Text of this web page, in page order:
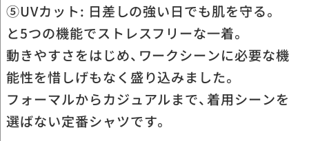
⑤UVカット: 日差しの強い日でも肌を守る。
と5つの機能でストレスフリーな一着。
動きやすさをはじめ、ワークシーンに必要な機
能性を惜しげもなく盛り込みました。
フォーマルからカジュアルまで、着用シーンを
選ばない定番シャツです。